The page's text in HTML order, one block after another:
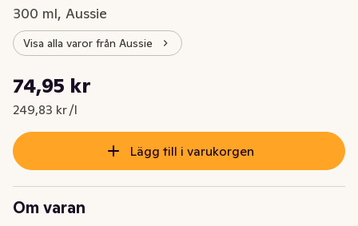
300 ml, Aussie
Visa alla varor från Aussie
Nuvarande pris är: 74,95 kr
74,95 kr
249,83 kr /l
Styckpris: 249,83 kr /l
Lägg till i varukorgen
Om varan